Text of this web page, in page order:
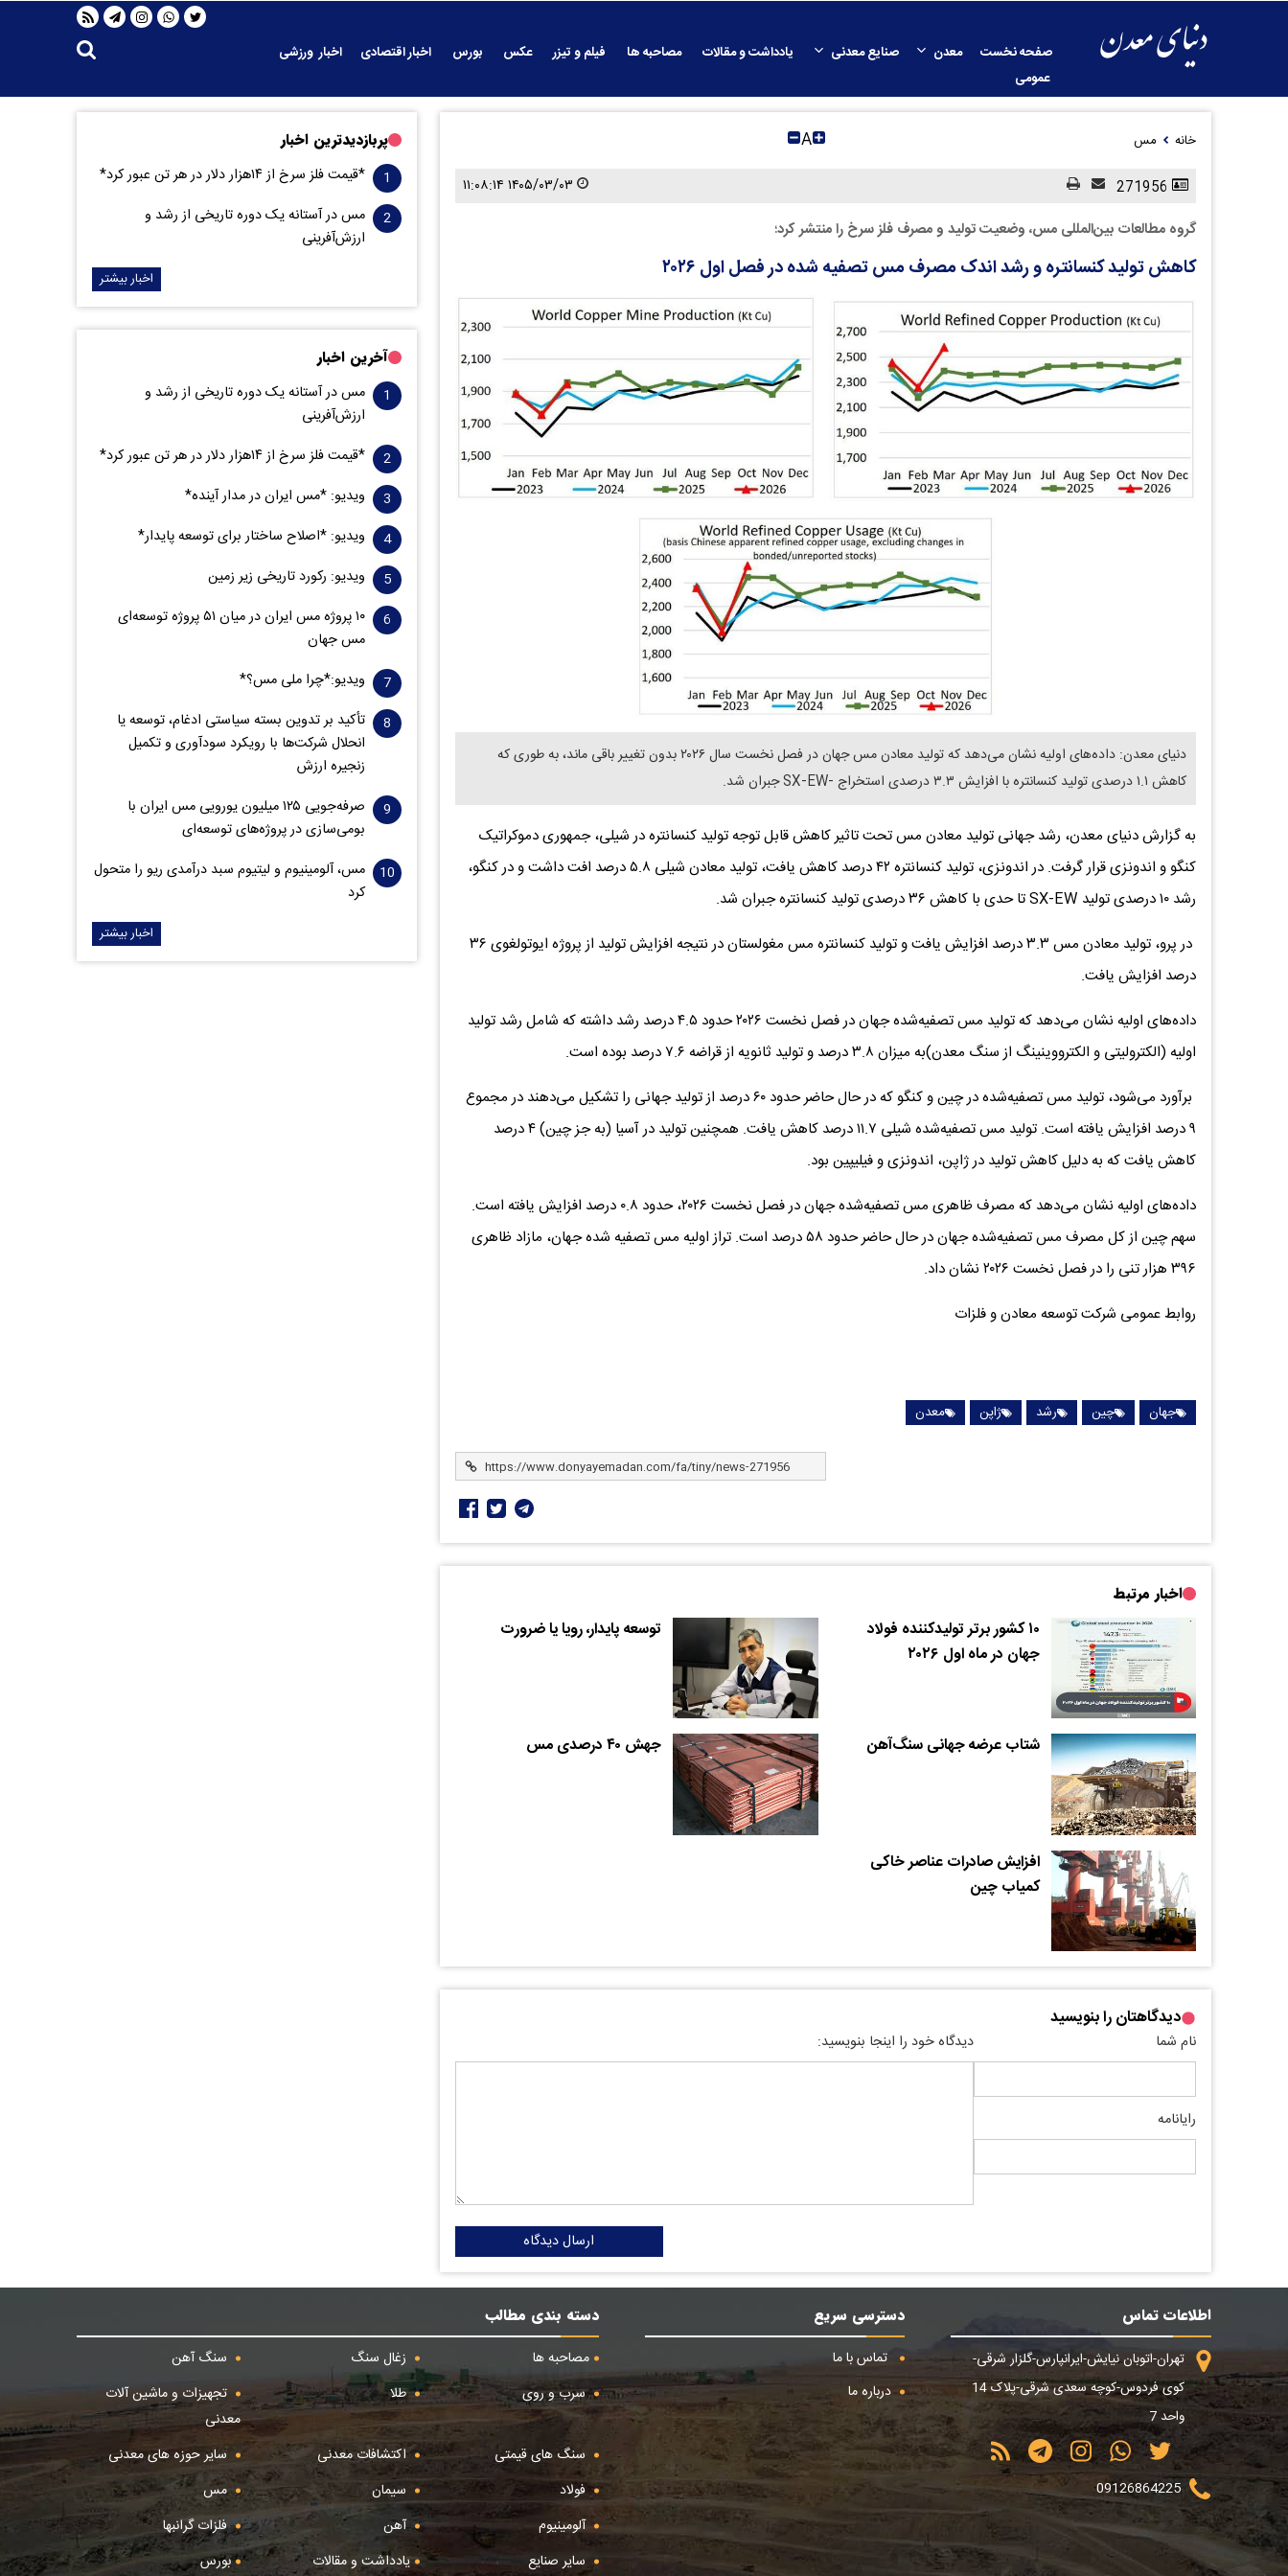
صفحه نخست معدن صنایع معدنی یادداشت و مقالات مصاحبه ها فیلم و تیزر عکس بورس اخبار اقتصادی
اخبار ورزشی
عمومی
خانه مس A
۱۴۰۵/۰۳/۰۳ ۱۱:۰۸:۱۴
گروه مطالعات بین‌المللی مس، وضعیت تولید و مصرف فلز سرخ را منتشر کرد؛
کاهش تولید کنسانتره و رشد اندک مصرف مس تصفیه شده در فصل اول ۲۰۲۶
دنیای معدن: داده‌های اولیه نشان می‌دهد که تولید معادن مس جهان در فصل نخست سال ۲۰۲۶ بدون تغییر باقی ماند، به طوری که
کاهش ۱.۱ درصدی تولید کنسانتره با افزایش ۳.۳ درصدی استخراج -SX-EW جبران شد.
به گزارش دنیای معدن، رشد جهانی تولید معادن مس تحت تاثیر کاهش قابل توجه تولید کنسانتره در شیلی، جمهوری دموکراتیک
کنگو و اندونزی قرار گرفت. در اندونزی، تولید کنسانتره ۴۲ درصد کاهش یافت، تولید معادن شیلی ۵.۸ درصد افت داشت و در کنگو،
رشد ۱۰ درصدی تولید SX-EW تا حدی با کاهش ۳۶ درصدی تولید کنسانتره جبران شد.
در پرو، تولید معادن مس ۳.۳ درصد افزایش یافت و تولید کنسانتره مس مغولستان در نتیجه افزایش تولید از پروژه ایوتولغوی ۳۶
درصد افزایش یافت.
داده‌های اولیه نشان می‌دهد که تولید مس تصفیه‌شده جهان در فصل نخست ۲۰۲۶ حدود ۴.۵ درصد رشد داشته که شامل رشد تولید
اولیه (الکترولیتی و الکترووینینگ از سنگ معدن)به میزان ۳.۸ درصد و تولید ثانویه از قراضه ۷.۶ درصد بوده است.
برآورد می‌شود، تولید مس تصفیه‌شده در چین و کنگو که در حال حاضر حدود ۶۰ درصد از تولید جهانی را تشکیل می‌دهند در مجموع
۹ درصد افزایش یافته است. تولید مس تصفیه‌شده شیلی ۱۱.۷ درصد کاهش یافت. همچنین تولید در آسیا (به جز چین) ۴ درصد
کاهش یافت که به دلیل کاهش تولید در ژاپن، اندونزی و فیلیپین بود.
داده‌های اولیه نشان می‌دهد که مصرف ظاهری مس تصفیه‌شده جهان در فصل نخست ۲۰۲۶، حدود ۰.۸ درصد افزایش یافته است.
سهم چین از کل مصرف مس تصفیه‌شده جهان در حال حاضر حدود ۵۸ درصد است. تراز اولیه مس تصفیه شده جهان، مازاد ظاهری
۳۹۶ هزار تنی را در فصل نخست ۲۰۲۶ نشان داد.
روابط عمومی شرکت توسعه معادن و فلزات
جهان چین رشد ژاپن معدن
اخبار مرتبط
۱۰ کشور برتر تولیدکننده فولاد
جهان در ماه اول ۲۰۲۶
توسعه پایدار، رویا یا ضرورت
شتاب عرضه جهانی سنگ‌آهن جهش ۴۰ درصدی مس
افزایش صادرات عناصر خاکی
کمیاب چین
دیدگاهتان را بنویسید
نام شما
رایانامه
دیدگاه خود را اینجا بنویسید:
ارسال دیدگاه
پربازدیدترین اخبار
*قیمت فلز سرخ از ۱۴هزار دلار در هر تن عبور کرد*
مس در آستانه یک دوره تاریخی از رشد و
ارزش‌آفرینی
اخبار بیشتر
آخرین اخبار
مس در آستانه یک دوره تاریخی از رشد و
ارزش‌آفرینی
*قیمت فلز سرخ از ۱۴هزار دلار در هر تن عبور کرد*
ویدیو: *مس ایران در مدار آینده*
ویدیو: *اصلاح ساختار برای توسعه پایدار*
ویدیو: رکورد تاریخی زیر زمین
۱۰ پروژه مس ایران در میان ۵۱ پروژه توسعه‌ای
مس جهان
ویدیو:*چرا ملی مس؟*
تأکید بر تدوین بسته سیاستی ادغام، توسعه یا
انحلال شرکت‌ها با رویکرد سودآوری و تکمیل
زنجیره ارزش
صرفه‌جویی ۱۲۵ میلیون یورویی مس ایران با
بومی‌سازی در پروژه‌های توسعه‌ای
مس، آلومینیوم و لیتیوم سبد درآمدی ریو را متحول
کرد
اخبار بیشتر
اطلاعات تماس
تهران-اتوبان نیایش-ایرانپارس-گلزار شرقی-
کوی فردوس-کوچه سعدی شرقی-پلاک 14
واحد 7
09126864225
دسترسی سریع
تماس با ما
درباره ما
دسته بندی مطالب
مصاحبه ها
زغال سنگ
سنگ آهن
سرب و روی
طلا
تجهیزات و ماشین آلات
معدنی
سنگ های قیمتی
اکتشافات معدنی
سایر حوزه های معدنی
فولاد
سیمان
مس
آلومینیوم
آهن
فلزات گرانبها
سایر صنایع
یادداشت و مقالات بورس